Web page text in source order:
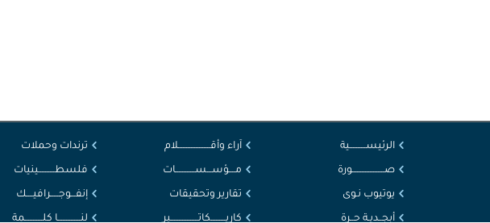
الرئيســــــــــية آراء وأقــــــــــــــــــــلام ترندات وحملات
صــــــــــــــــــــورة مــــؤســـســــــــــــات فلسطــــــــــينيات
يوتيوب نـوى تقارير وتحقيقات إنفـــوجـــــرافيــــك
أبجــديـة حــرة كاريـــــــــكاتـــــــــــــــــير لنــــــــــــــا كلـــــــــــمة